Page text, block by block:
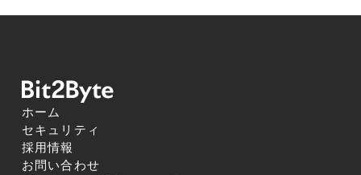
ホーム
セキュリティ
採用情報
お問い合わせ